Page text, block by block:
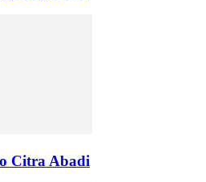
Citra Abadi